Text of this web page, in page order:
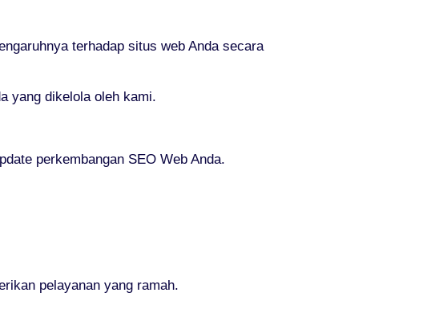
terhadap situs web Anda secara
yang dikelola oleh kami.
perkembangan SEO Web Anda.
pelayanan yang ramah.